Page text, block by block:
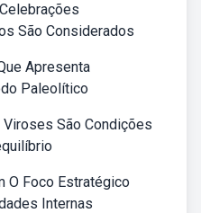
São Considerados
Apresenta
Paleolítico
São Condições
O Foco Estratégico
Internas